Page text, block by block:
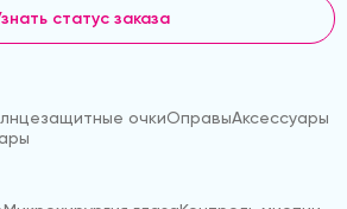
статус заказа
очкиОправыАксессуары